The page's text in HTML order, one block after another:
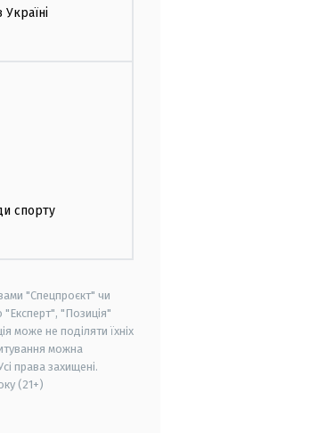
Україні
спорту
"Спецпроєкт" чи
"Позиція"
може не поділяти їхніх
можна
права захищені.
(21+)